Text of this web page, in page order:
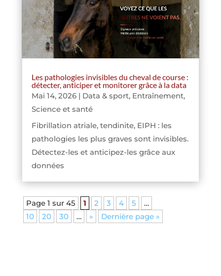
Les pathologies invisibles du cheval de course :
détecter, anticiper et monitorer grâce à la data
Mai 14, 2026| Data & sport, Entraînement,
Science et santé
Fibrillation atriale, tendinite, EIPH : les
pathologies les plus graves sont invisibles.
Détectez-les et anticipez-les grâce aux
données
Page 1 sur 45 1 2 3 4 5
…
10
20 30 … » Dernière page »